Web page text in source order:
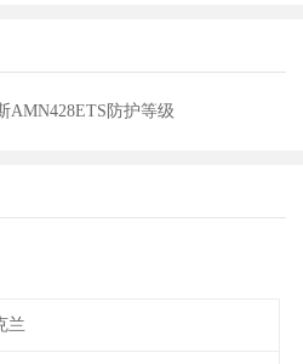
AMN428ETS防护等级
兰